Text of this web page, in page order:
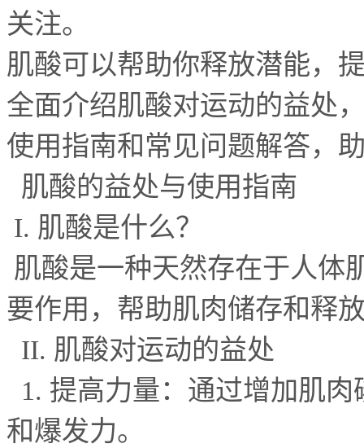
关注。
肌酸可以帮助你释放潜能，
全面介绍肌酸对运动的益处
使用指南和常见问题解答，
肌酸的益处与使用指南
I. 肌酸是什么？
肌酸是一种天然存在于人体
要作用，帮助肌肉储存和释
II. 肌酸对运动的益处
1. 提高力量：通过增加肌
和爆发力。